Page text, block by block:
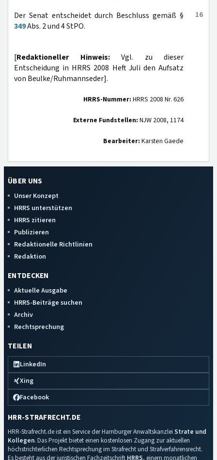
16
Der Senat entscheidet durch Beschluss gemäß §
349Abs. 2 und 4 StPO.
[Redaktioneller Hinweis:Vgl. zu dieser
Entscheidung in HRRS 2008 Heft Juli den Aufsatz
von Beulke/Ruhmannseder].
HRRS-Nummer: HRRS 2008 Nr. 626
Externe Fundstellen: NJW 2008, 1174
Bearbeiter: Karsten Gaede
ÜBER UNS
Unser Konzept
HRRS unterstützen
HRRS zitieren
Publizieren
Redaktionelle Richtlinien
Redaktion
ENTDECKEN
Aktuelle Ausgabe
HRRS-Beiträge suchen
Archiv
Rechtsprechung
TEILEN
LinkedIn
Xing
Facebook
HRR-STRAFRECHT.DE
HRR-Strafrecht.de ist ein Service der Hamburger Anwaltskanzlei Strate und
Kollegen. Das Projekt bietet einen kostenlosen Zugang zur aktuellen
höchstrichterlichen Rechtsprechung im Strafrecht und Strafverfahrensrecht.
Es besteht aus der juristischen Fachzeitschrift HRRS, einem monatlichen